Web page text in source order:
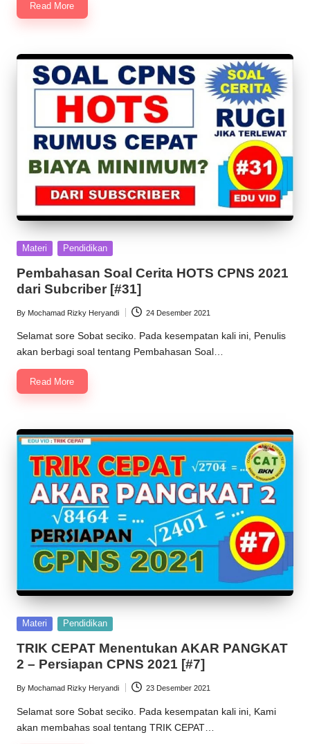
Read More
Posted
Materi Pendidikan
Pembahasan Soal Cerita HOTS CPNS 2021
dari Subcriber [#31]
Posted
by
By Mochamad Rizky Heryandi 24 Desember 2021
Selamat sore Sobat seciko. Pada kesempatan kali ini, Penulis
akan berbagi soal tentang Pembahasan Soal…
Read More
Posted
Materi Pendidikan
TRIK CEPAT Menentukan AKAR PANGKAT
2 – Persiapan CPNS 2021 [#7]
Posted
by
By Mochamad Rizky Heryandi 23 Desember 2021
Selamat sore Sobat seciko. Pada kesempatan kali ini, Kami
akan membahas soal tentang TRIK CEPAT…